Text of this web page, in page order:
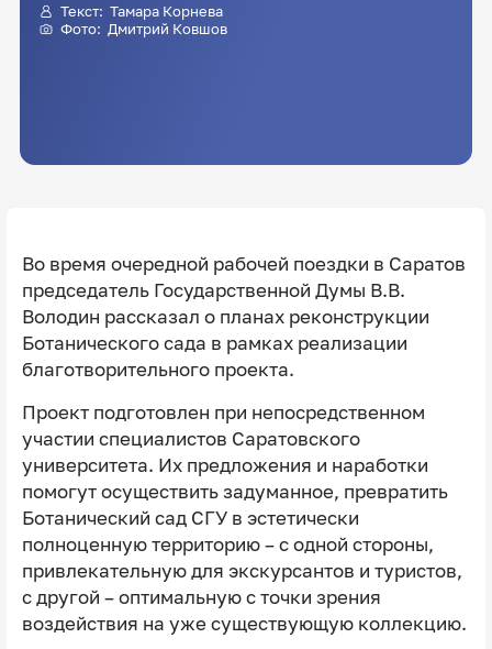
Текст: Тамара Корнева
Фото: Дмитрий Ковшов
Во время очередной рабочей поездки в Саратов
председатель Государственной Думы В.В.
Володин рассказал о планах реконструкции
Ботанического сада в рамках реализации
благотворительного проекта.
Проект подготовлен при непосредственном
участии специалистов Саратовского
университета. Их предложения и наработки
помогут осуществить задуманное, превратить
Ботанический сад СГУ в эстетически
полноценную территорию – с одной стороны,
привлекательную для экскурсантов и туристов,
с другой – оптимальную с точки зрения
воздействия на уже существующую коллекцию.